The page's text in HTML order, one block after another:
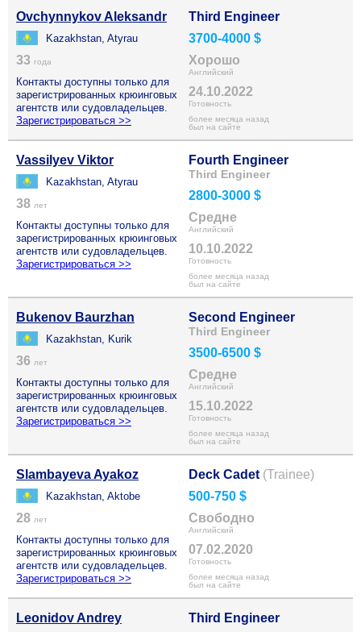
Ovchynnykov Aleksandr
Kazakhstan, Atyrau
33 года
Контакты доступны только для
зарегистрированных крюинговых
агентств или судовладельцев.
Зарегистрироваться >>
Third Engineer
3700-4000 $
Хорошо
Английский
24.10.2022
Готовность
более месяца назад
был на сайте
Vassilyev Viktor
Kazakhstan, Atyrau
38 лет
Контакты доступны только для
зарегистрированных крюинговых
агентств или судовладельцев.
Зарегистрироваться >>
Fourth Engineer
Third Engineer
2800-3000 $
Средне
Английский
10.10.2022
Готовность
более месяца назад
был на сайте
Bukenov Baurzhan
Kazakhstan, Kurik
36 лет
Контакты доступны только для
зарегистрированных крюинговых
агентств или судовладельцев.
Зарегистрироваться >>
Second Engineer
Third Engineer
3500-6500 $
Средне
Английский
15.10.2022
Готовность
более месяца назад
был на сайте
Slambayeva Ayakoz
Kazakhstan, Aktobe
28 лет
Контакты доступны только для
зарегистрированных крюинговых
агентств или судовладельцев.
Зарегистрироваться >>
Deck Cadet (Trainee)
500-750 $
Свободно
Английский
07.02.2020
Готовность
более месяца назад
был на сайте
Leonidov Andrey
Third Engineer